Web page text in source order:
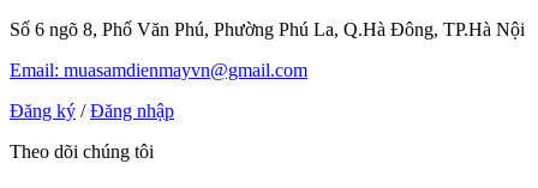
Số 6 ngõ 8, Phố Văn Phú, Phường Phú La, Q.Hà Đông, TP.Hà Nội
Email: muasamdienmayvn@gmail.com
Đăng ký / Đăng nhập
Theo dõi chúng tôi